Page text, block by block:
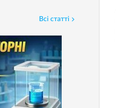
Всі статті